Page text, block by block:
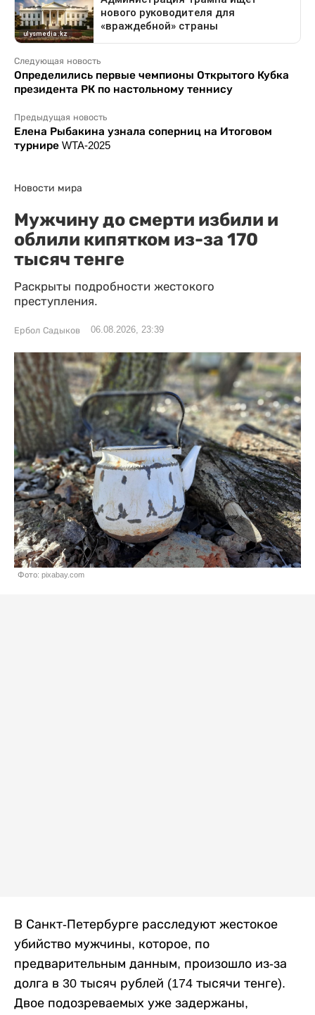
Следующая новость
Определились первые чемпионы Открытого Кубка
президента РК по настольному теннису
Предыдущая новость
Елена Рыбакина узнала соперниц на Итоговом
турнире WTA-2025
Новости мира
Мужчину до смерти избили и
облили кипятком из-за 170
тысяч тенге
Раскрыты подробности жестокого
преступления.
Ербол Садыков 06.08.2026, 23:39
Фото: pixabay.com
В Санкт-Петербурге расследуют жестокое
убийство мужчины, которое, по
предварительным данным, произошло из-за
долга в 30 тысяч рублей (174 тысячи тенге).
Двое подозреваемых уже задержаны,